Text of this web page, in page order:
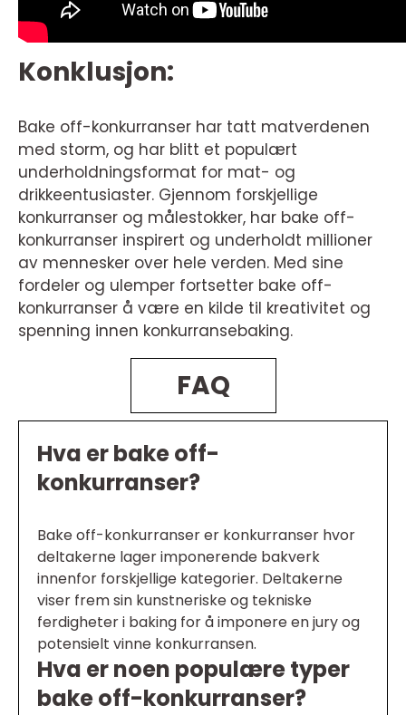
Konklusjon:
Bake off-konkurranser har tatt matverdenen
med storm, og har blitt et populært
underholdningsformat for mat- og
drikkeentusiaster. Gjennom forskjellige
konkurranser og målestokker, har bake off-
konkurranser inspirert og underholdt millioner
av mennesker over hele verden. Med sine
fordeler og ulemper fortsetter bake off-
konkurranser å være en kilde til kreativitet og
spenning innen konkurransebaking.
FAQ
Hva er bake off-
konkurranser?
Bake off-konkurranser er konkurranser hvor
deltakerne lager imponerende bakverk
innenfor forskjellige kategorier. Deltakerne
viser frem sin kunstneriske og tekniske
ferdigheter i baking for å imponere en jury og
potensielt vinne konkurransen.
Hva er noen populære typer
bake off-konkurranser?